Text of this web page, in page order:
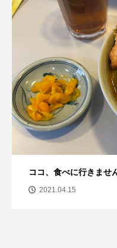
香芝にうまいもんあり
2020.09.07